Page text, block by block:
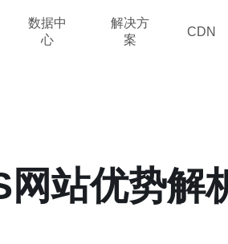
数据中
心
解决方
案
CDN
网站优势解